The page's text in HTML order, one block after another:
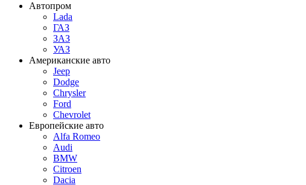
Автопром
Lada
ГАЗ
ЗАЗ
УАЗ
Американские авто
Jeep
Dodge
Chrysler
Ford
Chevrolet
Европейские авто
Alfa Romeo
Audi
BMW
Citroen
Dacia